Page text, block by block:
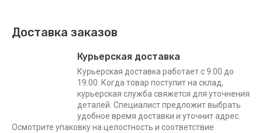
Доставка заказов
Курьерская доставка
Курьерская доставка работает с 9.00 до
19.00. Когда товар поступит на склад,
курьерская служба свяжется для уточнения
деталей. Специалист предложит выбрать
удобное время доставки и уточнит адрес.
Осмотрите упаковку на целостность и соответствие